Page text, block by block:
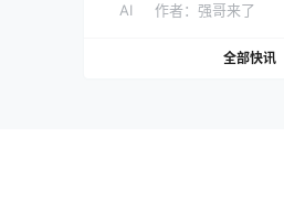
AI 作者： 强哥来了
全部快讯